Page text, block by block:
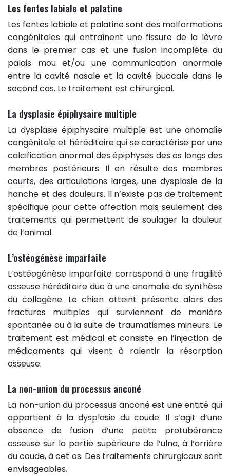
Les fentes labiale et palatine
Les fentes labiale et palatine sont des malformations
congénitales qui entraînent une fissure de la lèvre
dans le premier cas et une fusion incomplète du
palais mou et/ou une communication anormale
entre la cavité nasale et la cavité buccale dans le
second cas. Le traitement est chirurgical.
La dysplasie épiphysaire multiple
La dysplasie épiphysaire multiple est une anomalie
congénitale et héréditaire qui se caractérise par une
calcification anormal des épiphyses des os longs des
membres postérieurs. Il en résulte des membres
courts, des articulations larges, une dysplasie de la
hanche et des douleurs. Il n’existe pas de traitement
spécifique pour cette affection mais seulement des
traitements qui permettent de soulager la douleur
de l’animal.
L’ostéogénèse imparfaite
L’ostéogénèse imparfaite correspond à une fragilité
osseuse héréditaire due à une anomalie de synthèse
du collagène. Le chien atteint présente alors des
fractures multiples qui surviennent de manière
spontanée ou à la suite de traumatismes mineurs. Le
traitement est médical et consiste en l’injection de
médicaments qui visent à ralentir la résorption
osseuse.
La non-union du processus anconé
La non-union du processus anconé est une entité qui
appartient à la dysplasie du coude. Il s’agit d’une
absence de fusion d’une petite protubérance
osseuse sur la partie supérieure de l’ulna, à l’arrière
du coude, à cet os. Des traitements chirurgicaux sont
envisageables.